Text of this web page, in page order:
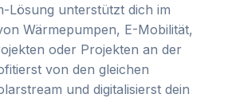
Lösung unterstützt dich im
Wärmepumpen, E-Mobilität,
oder Projekten an der
von den gleichen
und digitalisierst dein